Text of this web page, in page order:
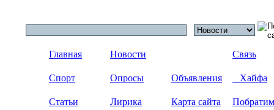
Главная Новости Связь
Спорт Опросы Объявления Хайфа
Статьи Лирика Карта сайта